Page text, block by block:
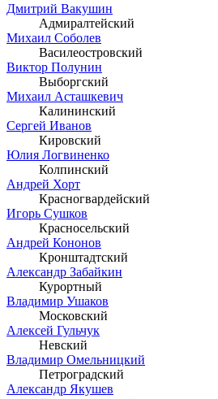
Дмитрий Вакушин
Адмиралтейский
Михаил Соболев
Василеостровский
Виктор Полунин
Выборгский
Михаил Асташкевич
Калининский
Сергей Иванов
Кировский
Юлия Логвиненко
Колпинский
Андрей Хорт
Красногвардейский
Игорь Сушков
Красносельский
Андрей Кононов
Кронштадтский
Александр Забайкин
Курортный
Владимир Ушаков
Московский
Алексей Гульчук
Невский
Владимир Омельницкий
Петроградский
Александр Якушев